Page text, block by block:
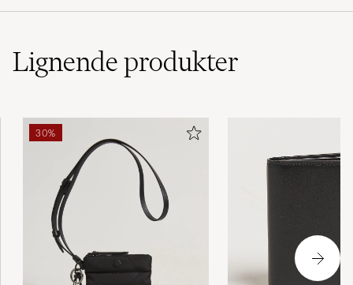
Lignendeprodukter
30%